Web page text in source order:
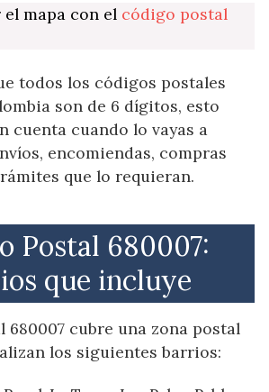
mapa con el código postal
todos los códigos postales
son de 6 dígitos, esto
cuenta cuando lo vayas a
encomiendas, compras
que lo requieran.
Postal 680007:
que incluye
680007 cubre una zona postal
los siguientes barrios: